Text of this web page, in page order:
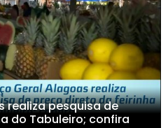
realiza pesquisa de
do Tabuleiro; confira